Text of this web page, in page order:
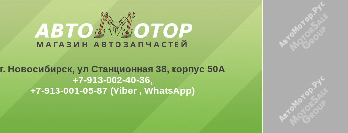
МАГАЗИН АВТОЗАПЧАСТЕЙ
г. Новосибирск, ул Станционная 38, корпус 50А
+7-913-002-40-36,
+7-913-001-05-87 (Viber , WhatsApp)